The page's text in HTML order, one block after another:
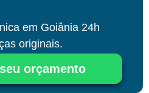
em Goiânia24h
originais.
orçamento